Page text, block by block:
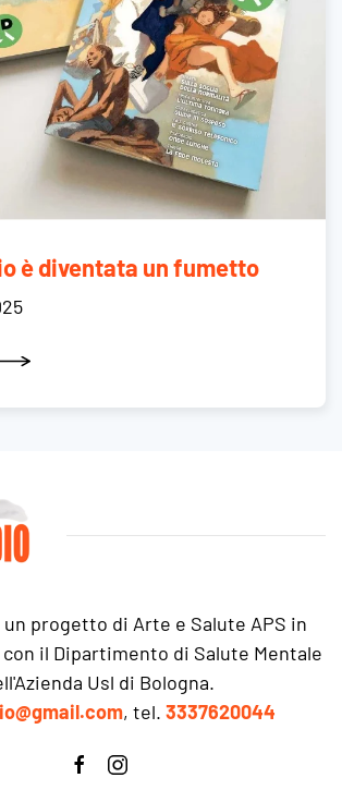
è diventata un fumetto
progetto di Arte e Salute APS in
il Dipartimento di Salute Mentale
Usl di Bologna.
, tel. 3337620044